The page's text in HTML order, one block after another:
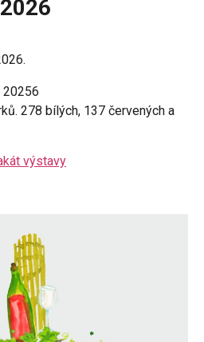
2026
20256
278 bílých, 137 červených a
výstavy